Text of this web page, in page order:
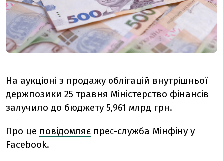
На аукціоні з продажу облігацій внутрішньої
держпозики 25 травня Міністерство фінансів
залучило до бюджету 5,961 млрд грн.
Про це повідомляє прес-служба Мінфіну у
Facebook.